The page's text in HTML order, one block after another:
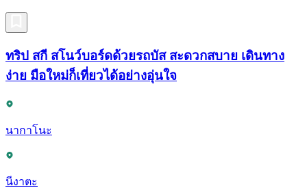
ทริป สกี สโนว์บอร์ดด้วยรถบัส สะดวกสบาย เดินทาง
ง่าย มือใหม่ก็เที่ยวได้อย่างอุ่นใจ
นากาโนะ
นีงาตะ